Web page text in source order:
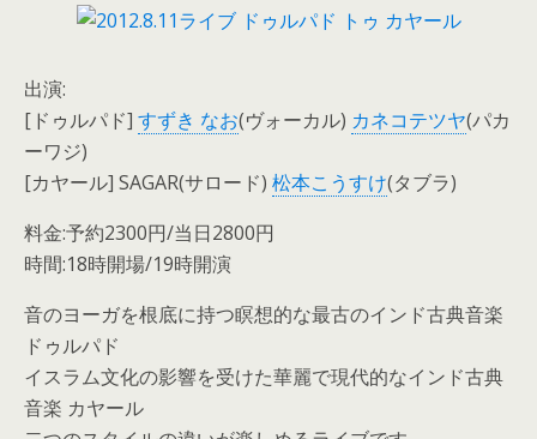
出演:
[ドゥルパド] すずき なお(ヴォーカル) カネコテツヤ(パカ
ーワジ)
[カヤール] SAGAR(サロード) 松本こうすけ(タブラ)
料金:予約2300円/当日2800円
時間:18時開場/19時開演
音のヨーガを根底に持つ瞑想的な最古のインド古典音楽
ドゥルパド
イスラム文化の影響を受けた華麗で現代的なインド古典
音楽 カヤール